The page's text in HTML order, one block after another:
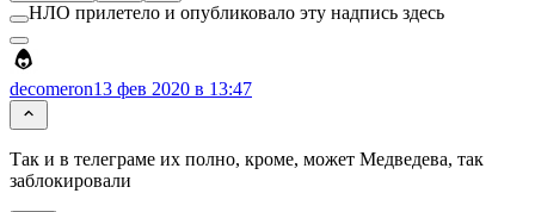
НЛО прилетело и опубликовало эту надпись здесь
decomeron13 фев 2020 в 13:47
Так и в телеграме их полно, кроме, может Медведева, так
заблокировали